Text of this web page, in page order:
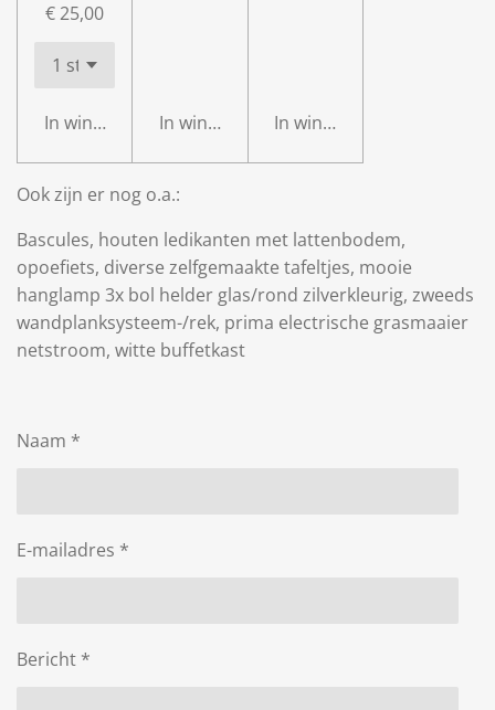
€ 25,00
In winkelwagenIn winkelwagenIn winkelwagen
Ook zijn er nog o.a.:
Bascules, houten ledikanten met lattenbodem,
opoefiets, diverse zelfgemaakte tafeltjes, mooie
hanglamp 3x bol helder glas/rond zilverkleurig, zweeds
wandplanksysteem-/rek, prima electrische grasmaaier
netstroom, witte buffetkast
Naam *
E-mailadres *
Bericht *